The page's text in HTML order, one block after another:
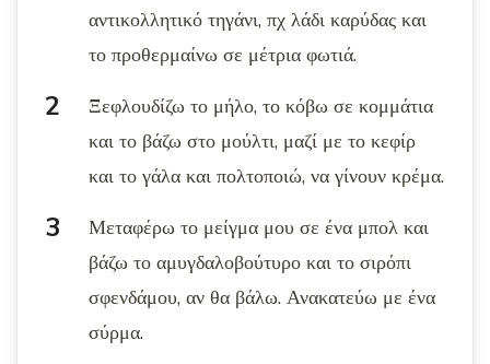
αντικολλητικό τηγάνι, πχ λάδι καρύδας και
το προθερμαίνω σε μέτρια φωτιά.
Ξεφλουδίζω το μήλο, το κόβω σε κομμάτια
και το βάζω στο μούλτι, μαζί με το κεφίρ
και το γάλα και πολτοποιώ, να γίνουν κρέμα.
Μεταφέρω το μείγμα μου σε ένα μπολ και
βάζω το αμυγδαλοβούτυρο και το σιρόπι
σφενδάμου, αν θα βάλω. Ανακατεύω με ένα
σύρμα.